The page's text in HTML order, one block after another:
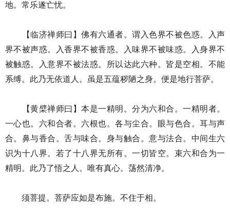
地。常乐遂亡忧。
【临济禅师曰】佛有六通者。谓入色界不被色惑。入声
界不被声惑。入香界不被香惑。入味界不被味惑。入身界不
被触惑。入意界不被法惑。所以达此六种。皆是空相。不能
系缚。此乃无依道人。虽是五蕴秽陋之身。便是地行菩萨。
【黄檗禅师曰】本是一精明。分为六和合。一精明者。
一心也。六和合者。六根也。各与尘合。眼与色合。耳与声
合。鼻与香合。舌与味合。身与触合。意与法合。中间生六
识为十八界。若了十八界无所有。一切皆空。束六和合为一
精明。此乃了悟之人。唯有真心。荡然清净。
须菩提。菩萨应如是布施。不住于相。